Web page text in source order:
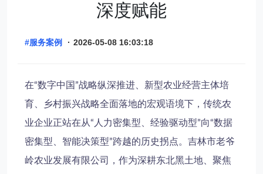
深度赋能
#服务案例 · 2026-05-08 16:03:18
在“数字中国”战略纵深推进、新型农业经营主体培
育、乡村振兴战略全面落地的宏观语境下，传统农
业企业正站在从“人力密集型、经验驱动型”向“数据
密集型、智能决策型”跨越的历史拐点。吉林市老爷
岭农业发展有限公司，作为深耕东北黑土地、聚焦